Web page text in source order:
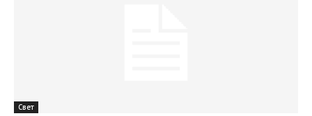
Свет